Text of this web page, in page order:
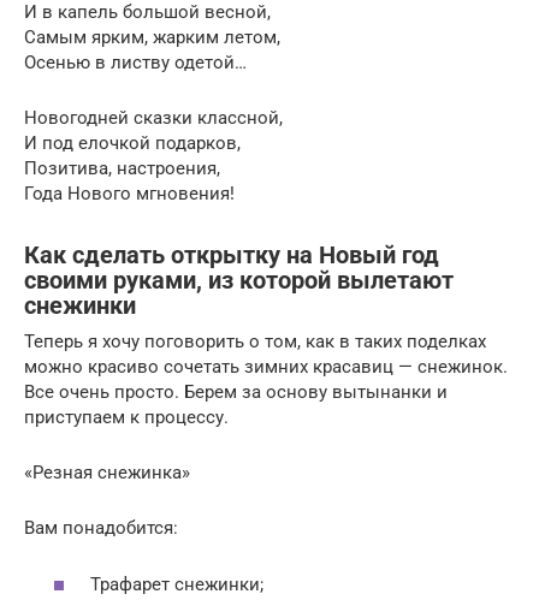
И в капель большой весной,
Самым ярким, жарким летом,
Осенью в листву одетой…
Новогодней сказки классной,
И под елочкой подарков,
Позитива, настроения,
Года Нового мгновения!
Как сделать открытку на Новый год
своими руками, из которой вылетают
снежинки
Теперь я хочу поговорить о том, как в таких поделках
можно красиво сочетать зимних красавиц — снежинок.
Все очень просто. Берем за основу вытынанки и
приступаем к процессу.
«Резная снежинка»
Вам понадобится:
Трафарет снежинки;